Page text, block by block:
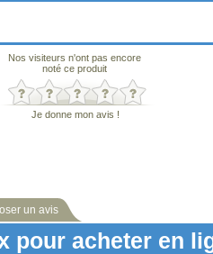
Nos visiteurs n'ont pas encore
noté ce produit
Je donne mon avis !
un avis
pour acheter en